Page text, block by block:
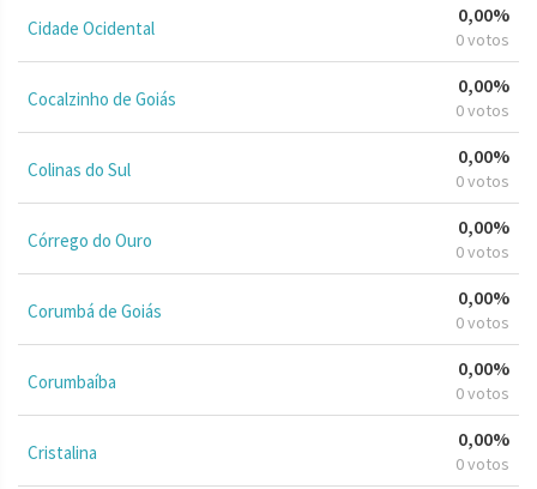
Cidade Ocidental
0,00%
0 votos
Cocalzinho de Goiás
0,00%
0 votos
Colinas do Sul
0,00%
0 votos
Córrego do Ouro
0,00%
0 votos
Corumbá de Goiás
0,00%
0 votos
Corumbaíba
0,00%
0 votos
Cristalina
0,00%
0 votos